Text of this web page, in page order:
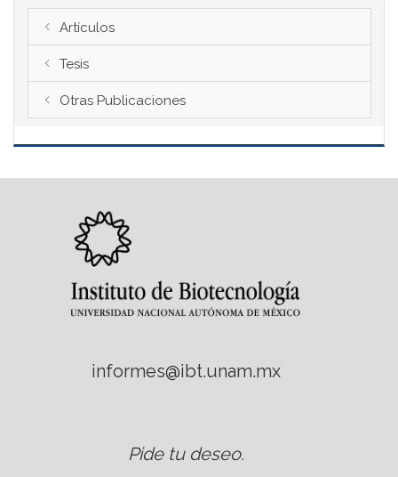
Artículos
Tesis
Otras Publicaciones
informes@ibt.unam.mx
Pide tu deseo.